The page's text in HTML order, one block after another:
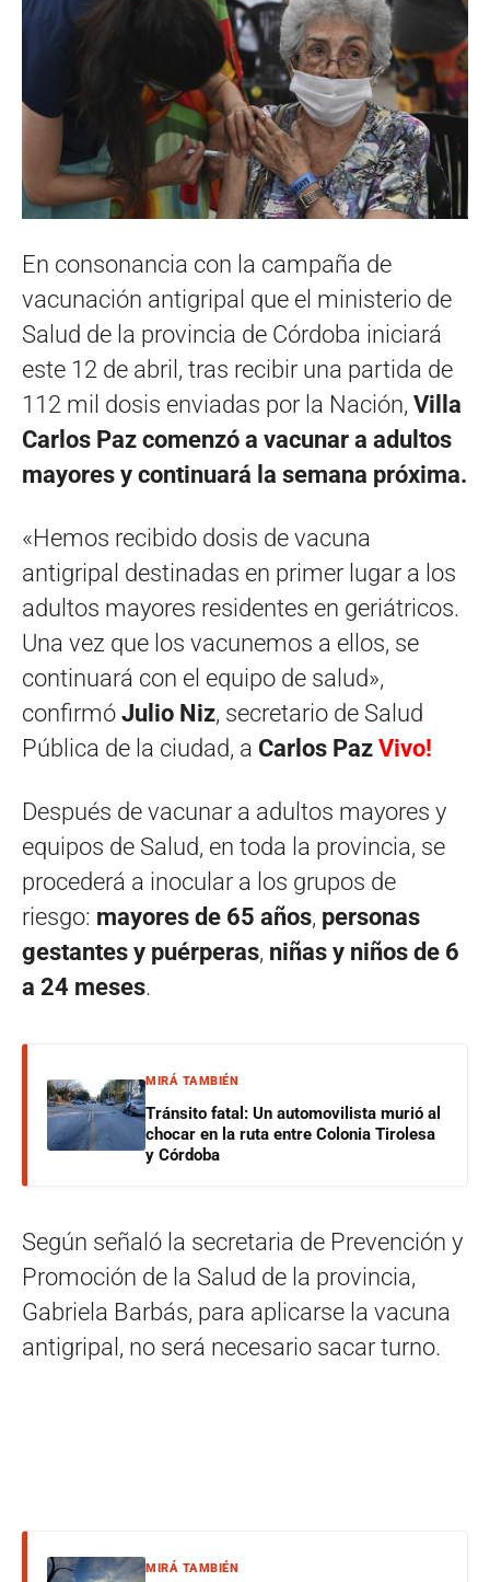
En consonancia con la campaña de
vacunación antigripal que el ministerio de
Salud de la provincia de Córdoba iniciará
este 12 de abril, tras recibir una partida de
112 mil dosis enviadas por la Nación, Villa
Carlos Paz comenzó a vacunar a adultos
mayores y continuará la semana próxima.
«Hemos recibido dosis de vacuna
antigripal destinadas en primer lugar a los
adultos mayores residentes en geriátricos.
Una vez que los vacunemos a ellos, se
continuará con el equipo de salud»,
confirmó Julio Niz, secretario de Salud
Pública de la ciudad, a Carlos Paz Vivo!
Después de vacunar a adultos mayores y
equipos de Salud, en toda la provincia, se
procederá a inocular a los grupos de
riesgo: mayores de 65 años, personas
gestantes y puérperas, niñas y niños de 6
a 24 meses.
MIRÁ TAMBIÉN
Tránsito fatal: Un automovilista murió al
chocar en la ruta entre Colonia Tirolesa
y Córdoba
Según señaló la secretaria de Prevención y
Promoción de la Salud de la provincia,
Gabriela Barbás, para aplicarse la vacuna
antigripal, no será necesario sacar turno.
MIRÁ TAMBIÉN